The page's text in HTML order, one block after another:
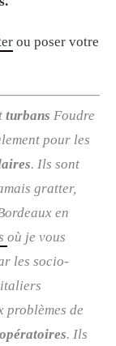
ou poser votre
turbans Foudre
pour les
. Ils sont
gratter,
en
où je vous
les socio-
problèmes de
. Ils